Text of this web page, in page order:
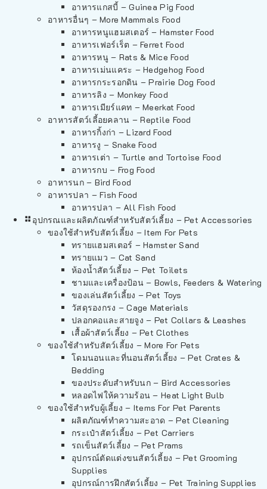
อาหารแกสบี้ – Guinea Pig Food
อาหารอื่นๆ – More Mammals Food
อาหารหนูแฮมสเตอร์ – Hamster Food
อาหารเฟอร์เร็ต – Ferret Food
อาหารหนู – Rats & Mice Food
อาหารเม่นแคระ – Hedgehog Food
อาหารกระรอกดิน – Prairie Dog Food
อาหารลิง – Monkey Food
อาหารเมียร์แคท – Meerkat Food
อาหารสัตว์เลี้อยคลาน – Reptile Food
อาหารกิ้งก่า – Lizard Food
อาหารงู – Snake Food
อาหารเต่า – Turtle and Tortoise Food
อาหารกบ – Frog Food
อาหารนก – Bird Food
อาหารปลา – Fish Food
อาหารปลา – All Fish Food
อุปกรณและผลิตภัณฑ์สำหรับสัตว์เลี้ยง – Pet Accessories
ของใช้สำหรับสัตว์เลี้ยง – Item For Pets
ทรายแฮมสเตอร์ – Hamster Sand
ทรายแมว – Cat Sand
ห้องน้ำสัตว์เลี้ยง – Pet Toilets
ชามและเครื่องป้อน – Bowls, Feeders & Watering
ของเล่นสัตว์เลี้ยง – Pet Toys
วัสดุรองกรง – Cage Materials
ปลอกคอและสายจูง – Pet Collars & Leashes
เสื้อผ้าสัตว์เลี้ยง – Pet Clothes
ของใช้สำหรับสัตว์เลี้ยง – More For Pets
โดมนอนและที่นอนสัตว์เลี้ยง – Pet Crates &
Bedding
ของประดับสำหรับนก – Bird Accessories
หลอดไฟให้ความร้อน – Heat Light Bulb
ของใช้สำหรับผู้เลี้ยง – Items For Pet Parents
ผลิตภัณฑ์ทำความสะอาด – Pet Cleaning
กระเป๋าสัตว์เลี้ยง – Pet Carriers
รถเข็นสัตว์เลี้ยง – Pet Prams
อุปกรณ์ตัดแต่งขนสัตว์เลี้ยง – Pet Grooming
Supplies
อุปกรณ์การฝึกสัตว์เลี้ยง – Pet Training Supplies